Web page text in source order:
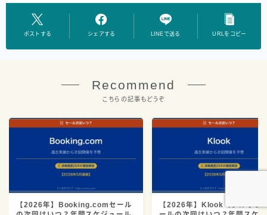
ポストする シェアする LINEで送る URLをコピー
Recommend
こちらの記事もどうぞ
【2026年】Booking.comセール
【2026年】Klook（クルック